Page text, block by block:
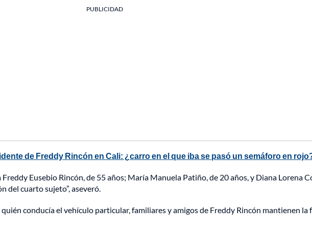
PUBLICIDAD
de Freddy Rincón en Cali: ¿carro en el que iba se pasó un semáforo en
Eusebio Rincón, de 55 años; María Manuela Patiño, de 20 años, y Diana Lorena
del cuarto sujeto”, aseveró.
conducía el vehículo particular, familiares y amigos de Freddy Rincón mantienen la